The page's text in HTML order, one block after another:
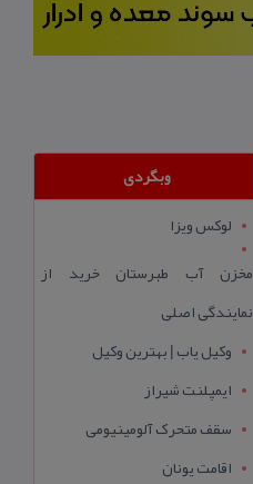
وبگردی
لوکس ویزا
مخزن آب طبرستان خرید از
نمایندگی اصلی
وکیل یاب | بهترین وکیل
ایمپلنت شیراز
سقف متحرک آلومینیومی
اقامت یونان